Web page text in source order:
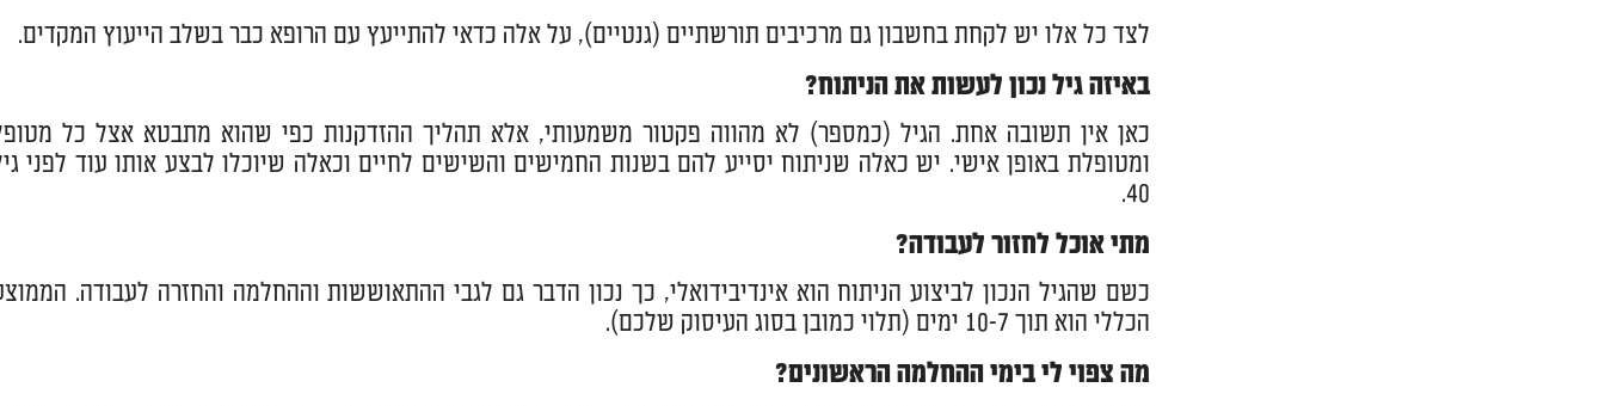
לצד כל אלו יש לקחת בחשבון גם מרכיבים תורשתיים (גנטיים), על אלה כדאי להתייעץ עם הרופא כבר בשלב הייעוץ המקדים.
באיזה גיל נכון לעשות את הניתוח?
כאן אין תשובה אחת. הגיל (כמספר) לא מהווה פקטור משמעותי, אלא תהליך ההזדקנות כפי שהוא מתבטא אצל כל
ומטופלת באופן אישי. יש כאלה שניתוח יסייע להם בשנות החמישים והשישים לחיים וכאלה שיוכלו לבצע אותו עוד לפני
40.
מתי אוכל לחזור לעבודה?
כשם שהגיל הנכון לביצוע הניתוח הוא אינדיבידואלי, כך נכון הדבר גם לגבי ההתאוששות וההחלמה והחזרה לעבודה.
הכללי הוא תוך 10-7 ימים (תלוי כמובן בסוג העיסוק שלכם).
מה צפוי לי בימי ההחלמה הראשונים?